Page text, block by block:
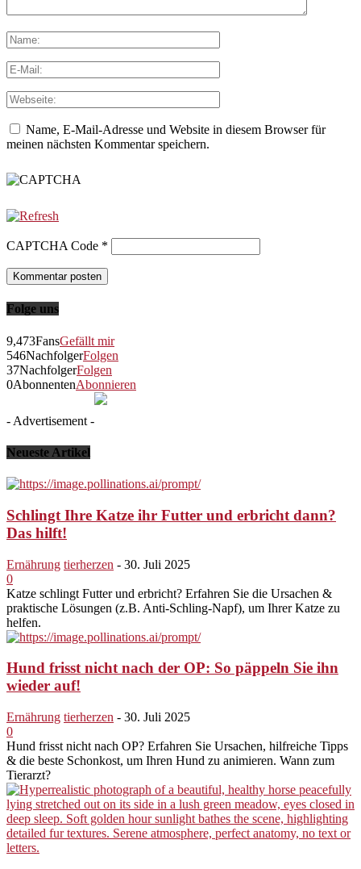
Name, E-Mail-Adresse und Website in diesem Browser für
meinen nächsten Kommentar speichern.
CAPTCHA Code *
Folge uns
9,473FansGefällt mir
546NachfolgerFolgen
37NachfolgerFolgen
0AbonnentenAbonnieren
- Advertisement -
Neueste Artikel
Schlingt Ihre Katze ihr Futter und erbricht dann?
Das hilft!
Ernährung tierherzen - 30. Juli 2025
0
Katze schlingt Futter und erbricht? Erfahren Sie die Ursachen &
praktische Lösungen (z.B. Anti-Schling-Napf), um Ihrer Katze zu
helfen.
Hund frisst nicht nach der OP: So päppeln Sie ihn
wieder auf!
Ernährung tierherzen - 30. Juli 2025
0
Hund frisst nicht nach OP? Erfahren Sie Ursachen, hilfreiche Tipps
& die beste Schonkost, um Ihren Hund zu animieren. Wann zum
Tierarzt?